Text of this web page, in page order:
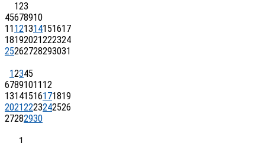
123
45678910
11 121314151617
18192021222324
25262728293031
12345
67891011 12
13141516171819
20212223242526
27282930